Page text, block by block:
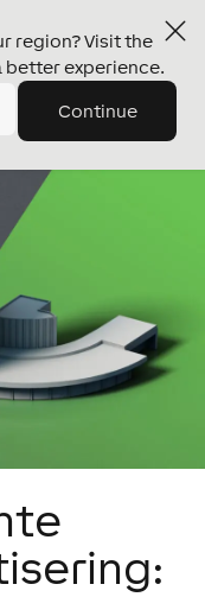
region? Visit the
better experience.
Continue